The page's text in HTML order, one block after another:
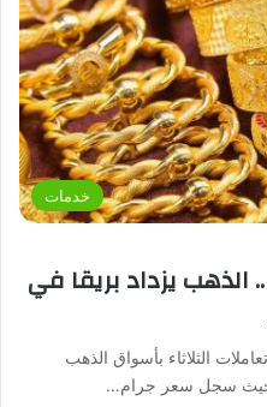
خدمات
يزداد بريقا في
الثلاثاء بأسواق الذهب
حيث سجل سعر جرام…